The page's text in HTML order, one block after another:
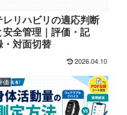
レリハビリの適応判断
安全管理｜評価・記
・対面切替
2026.04.10
価